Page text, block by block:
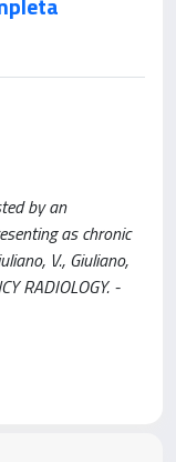
by an
as chronic
V., Giuliano,
RADIOLOGY. -